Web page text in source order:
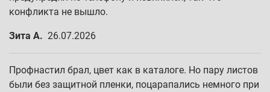
конфликта не вышло.
Зита А. 26.07.2026
Профнастил брал, цвет как в каталоге. Но пару листов
были без защитной пленки, поцарапались немного при